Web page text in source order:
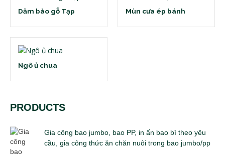
Dăm bào gỗ Tạp Mùn cưa ép bánh
Ngô ủ chua
PRODUCTS
Gia công bao jumbo, bao PP, in ấn bao bì theo yêu
cầu, gia công thức ăn chăn nuôi trong bao jumbo/pp